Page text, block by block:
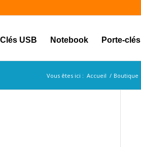
Clés USB Notebook Porte-clés
Vous êtes ici : Accueil / Boutique